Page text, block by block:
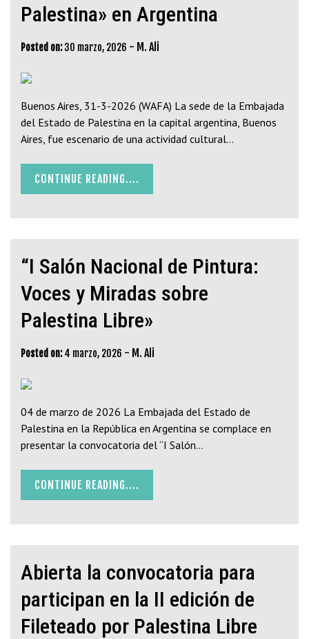
Palestina» en Argentina
Posted on: 30 marzo, 2026 - M. Ali
Buenos Aires, 31-3-2026 (WAFA) La sede de la Embajada
del Estado de Palestina en la capital argentina, Buenos
Aires, fue escenario de una actividad cultural…
CONTINUE READING....
“I Salón Nacional de Pintura:
Voces y Miradas sobre
Palestina Libre»
Posted on: 4 marzo, 2026 - M. Ali
04 de marzo de 2026 La Embajada del Estado de
Palestina en la República en Argentina se complace en
presentar la convocatoria del “I Salón…
CONTINUE READING....
Abierta la convocatoria para
participan en la II edición de
Fileteado por Palestina Libre